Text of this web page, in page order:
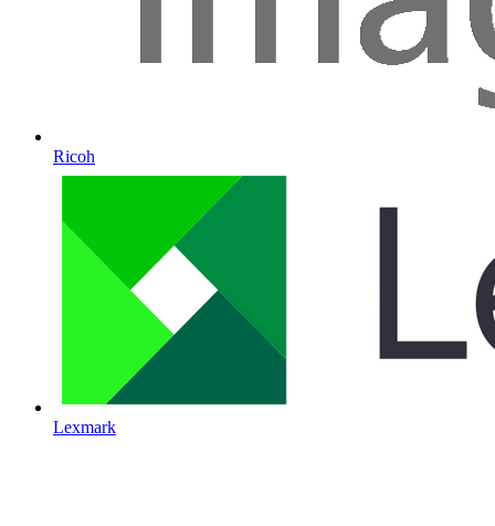
Ricoh
Lexmark